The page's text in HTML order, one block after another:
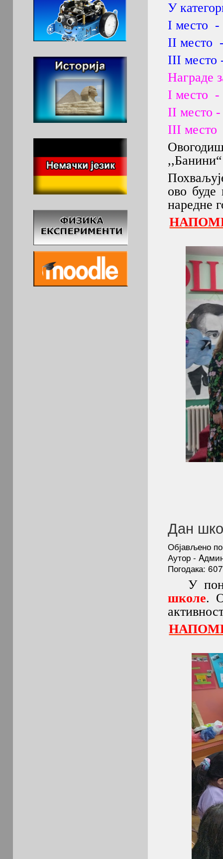
У
I
II
III место
Награде
I место -
II место
III
,,Банини“
ово буде
наредне
Дан
Објављено
Аутор -
Погодака:
У
школе.